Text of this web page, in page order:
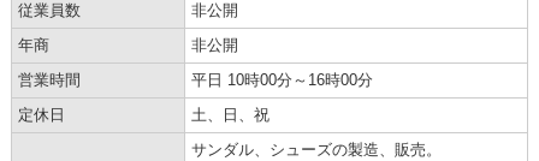
従業員数
非公開
年商
非公開
営業時間
平日 10時00分～16時00分
定休日
土、日、祝
サンダル、シューズの製造、販売。